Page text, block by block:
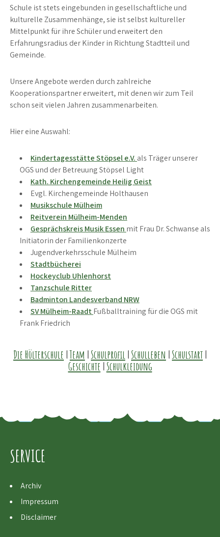
Schule ist stets eingebunden in gesellschaftliche und
kulturelle Zusammenhänge, sie ist selbst kultureller
Mittelpunkt für ihre Schüler und erweitert den
Erfahrungsradius der Kinder in Richtung Stadtteil und
Gemeinde.
Unsere Angebote werden durch zahlreiche
Kooperationspartner erweitert, mit denen wir zum Teil
schon seit vielen Jahren zusammenarbeiten.
Hier eine Auswahl:
Kindertagesstätte Stöpsel e.V. als Träger unserer
OGS und der Betreuung Stöpsel Light
Kath. Kirchengemeinde Heilig Geist
Evgl. Kirchengemeinde Holthausen
Musikschule Mülheim
Reitverein Mülheim-Menden
Gesprächskreis Musik Essen mit Frau Dr. Schwanse als
Initiatorin der Familienkonzerte
Jugendverkehrsschule Mülheim
Stadtbücherei
Hockeyclub Uhlenhorst
Tanzschule Ritter
Badminton Landesverband NRW
SV Mülheim-Raadt Fußballtraining für die OGS mit
Frank Friedrich
Die Hölterschule |Team |Schulprofil |Schulleben |Schulstart|
Geschichte |Schulkleidung
SERVICE
Archiv
Impressum
Disclaimer